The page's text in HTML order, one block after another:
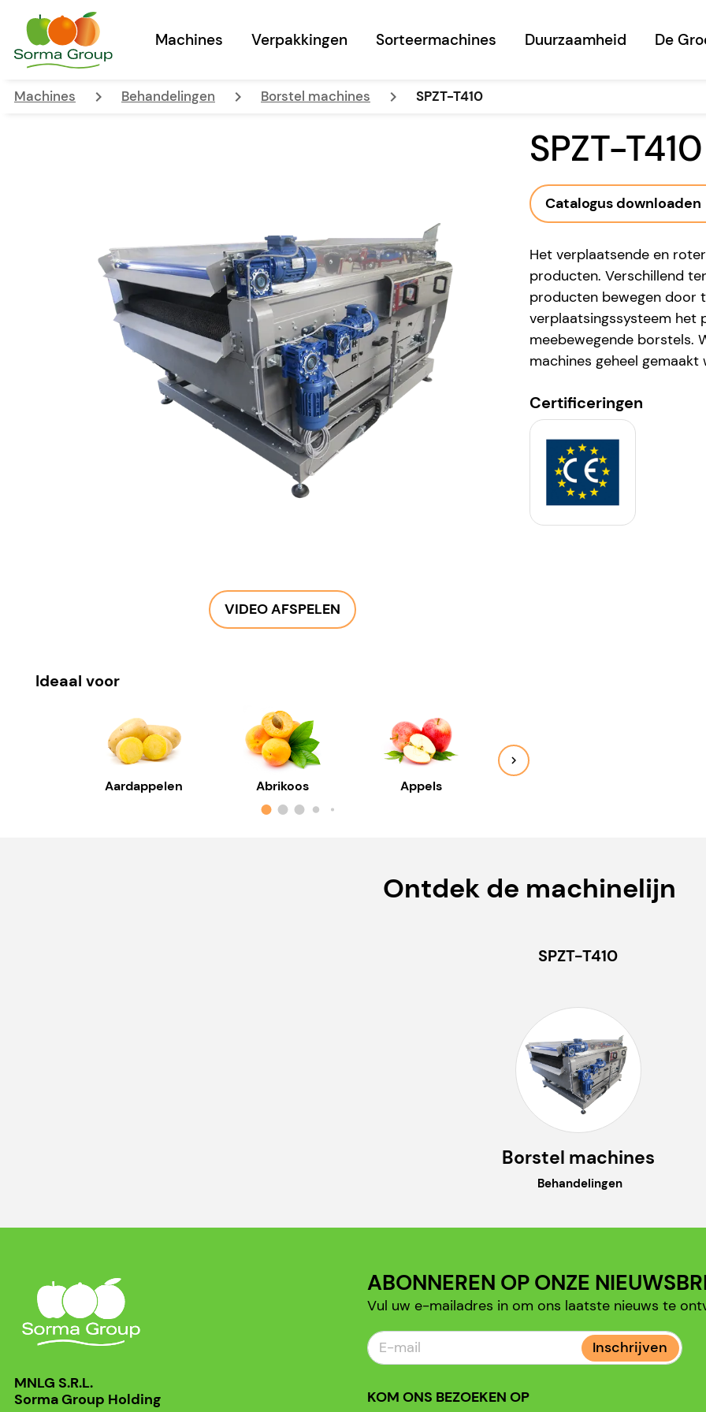
Machines Verpakkingen Sorteermachines Duurzaamheid De
Machines keyboard_arrow_right Behandelingen keyboard_arrow_right Borstel machines keyboard_arrow_right SPZT-T410
VIDEO AFSPELEN
Ideaal voor
Aardappelen Abrikoos Appels
SPZT-T410
Catalogus downloaden
Het verplaatsende en
producten. Verschillend
producten bewegen door
verplaatsingssysteem
meebewegende borstels.
machines geheel
Certificeringen
Ontdek de machinelijn
SPZT-T410
Borstel machines
Behandelingen
MNLG S.R.L.
Sorma Group Holding
ABONNEREN OP ONZE
Vul uw e-mailadres in om ons laatste nieuws te
Inschrijven
KOM ONS BEZOEKEN OP